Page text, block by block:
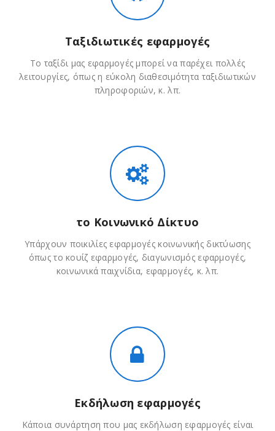
Ταξιδιωτικές εφαρμογές
Το ταξίδι μας εφαρμογές μπορεί να παρέχει πολλές
λειτουργίες, όπως η εύκολη διαθεσιμότητα ταξιδιωτικών
πληροφοριών, κ. λπ.
το Κοινωνικό Δίκτυο
Υπάρχουν ποικιλίες εφαρμογές κοινωνικής δικτύωσης
όπως το κουίζ εφαρμογές, διαγωνισμός εφαρμογές,
κοινωνικά παιχνίδια, εφαρμογές, κ. λπ.
Εκδήλωση εφαρμογές
Κάποια συνάρτηση που μας εκδήλωση εφαρμογές είναι